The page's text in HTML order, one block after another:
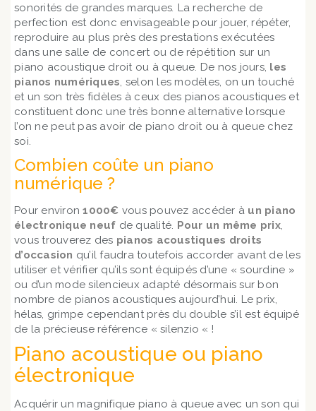
sonorités de grandes marques. La recherche de
perfection est donc envisageable pour jouer, répéter,
reproduire au plus près des prestations exécutées
dans une salle de concert ou de répétition sur un
piano acoustique droit ou à queue. De nos jours, les
pianos numériques, selon les modèles, on un touché
et un son très fidèles à ceux des pianos acoustiques et
constituent donc une très bonne alternative lorsque
l’on ne peut pas avoir de piano droit ou à queue chez
soi.
Combien coûte un piano
numérique ?
Pour environ 1000€ vous pouvez accéder à un piano
électronique neuf de qualité. Pour un même prix,
vous trouverez des pianos acoustiques droits
d’occasion qu’il faudra toutefois accorder avant de les
utiliser et vérifier qu’ils sont équipés d’une « sourdine »
ou d’un mode silencieux adapté désormais sur bon
nombre de pianos acoustiques aujourd’hui. Le prix,
hélas, grimpe cependant près du double s’il est équipé
de la précieuse référence « silenzio « !
Piano acoustique ou piano
électronique
Acquérir un magnifique piano à queue avec un son qui